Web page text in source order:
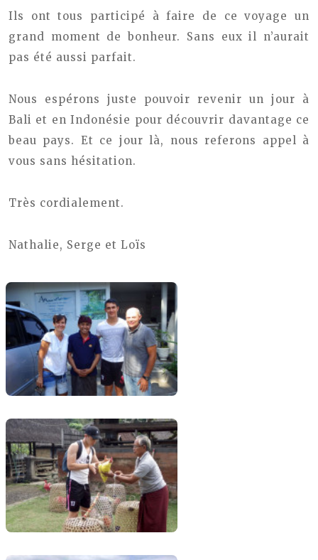
Ils ont tous participé à faire de ce voyage un
grand moment de bonheur. Sans eux il n’aurait
pas été aussi parfait.
Nous espérons juste pouvoir revenir un jour à
Bali et en Indonésie pour découvrir davantage ce
beau pays. Et ce jour là, nous referons appel à
vous sans hésitation.
Très cordialement.
Nathalie, Serge et Loïs